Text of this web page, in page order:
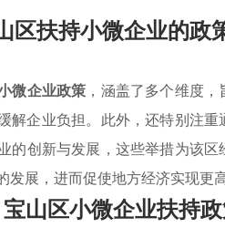
区扶持小微企业的政
微企业政策 ，涵盖了多个维度
解企业负担。此外，还特别注
的创新与发展，这些举措为该
发展，进而促使地方经济实现更
宝山区小微企业扶持